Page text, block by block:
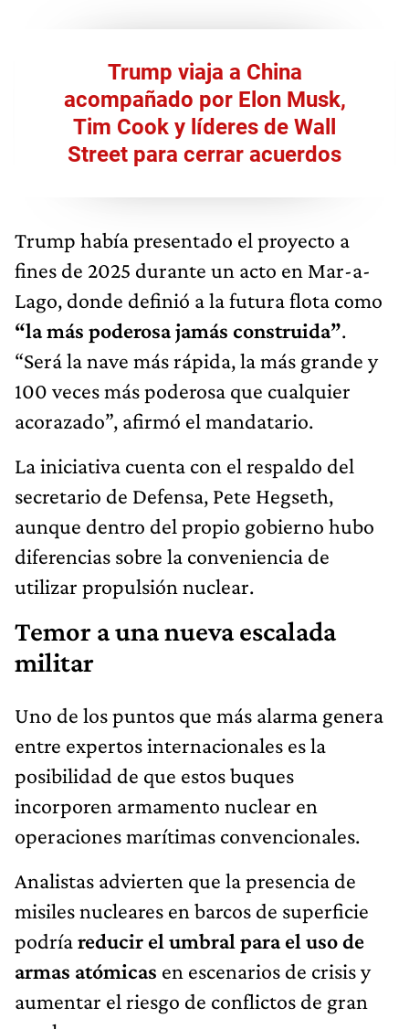
Trump viaja a China
acompañado por Elon Musk,
Tim Cook y líderes de Wall
Street para cerrar acuerdos
Trump había presentado el proyecto a
fines de 2025 durante un acto en Mar-a-
Lago, donde definió a la futura flota como
“la más poderosa jamás construida”.
“Será la nave más rápida, la más grande y
100 veces más poderosa que cualquier
acorazado”, afirmó el mandatario.
La iniciativa cuenta con el respaldo del
secretario de Defensa, Pete Hegseth,
aunque dentro del propio gobierno hubo
diferencias sobre la conveniencia de
utilizar propulsión nuclear.
Temor a una nueva escalada
militar
Uno de los puntos que más alarma genera
entre expertos internacionales es la
posibilidad de que estos buques
incorporen armamento nuclear en
operaciones marítimas convencionales.
Analistas advierten que la presencia de
misiles nucleares en barcos de superficie
podríareducir el umbral para el uso de
armas atómicas en escenarios de crisis y
aumentar el riesgo de conflictos de gran